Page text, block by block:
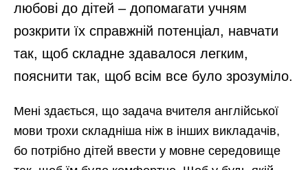
любові до дітей – допомагати учням
розкрити їх справжній потенціал, навчати
так, щоб складне здавалося легким,
пояснити так, щоб всім все було зрозуміло.
Мені здається, що задача вчителя англійської
мови трохи складніша ніж в інших викладачів,
бо потрібно дітей ввести у мовне середовище